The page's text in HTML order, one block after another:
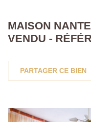
MAISON
VENDU -
PARTAGER CE BIEN